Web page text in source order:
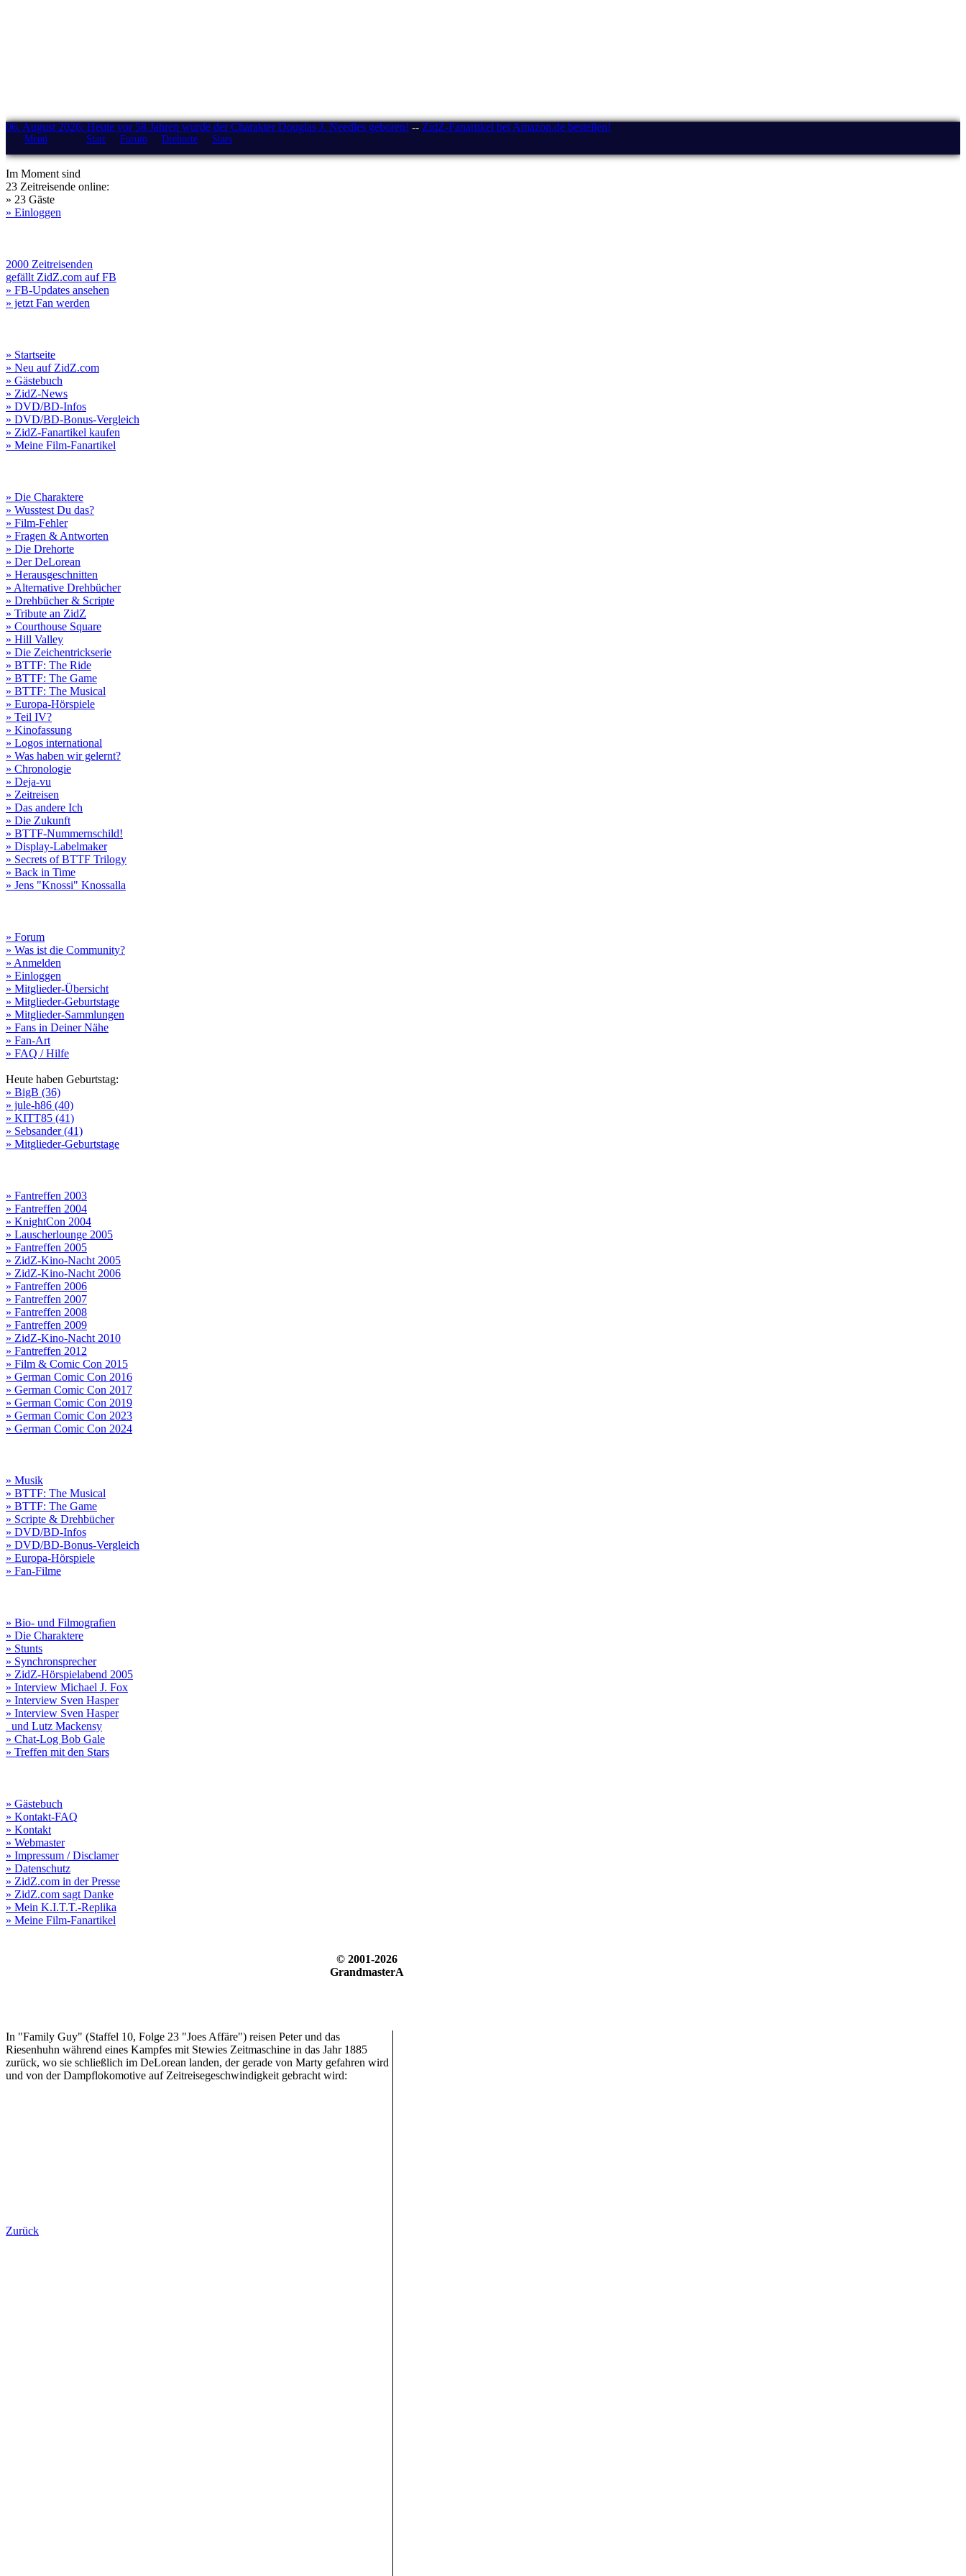
06. August 2026: Heute vor 58 Jahren wurde der Charakter Douglas J. Needles geboren! -- ZidZ-Fanartikel bei Amazon.de bestellen!
Menü Start Forum Drehorte Stars
Im Moment sind
23 Zeitreisende online:
» 23 Gäste
» Einloggen
2000 Zeitreisenden
gefällt ZidZ.com auf FB
» FB-Updates ansehen
» jetzt Fan werden
» Startseite
» Neu auf ZidZ.com
» Gästebuch
» ZidZ-News
» DVD/BD-Infos
» DVD/BD-Bonus-Vergleich
» ZidZ-Fanartikel kaufen
» Meine Film-Fanartikel
» Die Charaktere
» Wusstest Du das?
» Film-Fehler
» Fragen & Antworten
» Die Drehorte
» Der DeLorean
» Herausgeschnitten
» Alternative Drehbücher
» Drehbücher & Scripte
» Tribute an ZidZ
» Courthouse Square
» Hill Valley
» Die Zeichentrickserie
» BTTF: The Ride
» BTTF: The Game
» BTTF: The Musical
» Europa-Hörspiele
» Teil IV?
» Kinofassung
» Logos international
» Was haben wir gelernt?
» Chronologie
» Deja-vu
» Zeitreisen
» Das andere Ich
» Die Zukunft
» BTTF-Nummernschild!
» Display-Labelmaker
» Secrets of BTTF Trilogy
» Back in Time
» Jens "Knossi" Knossalla
» Forum
» Was ist die Community?
» Anmelden
» Einloggen
» Mitglieder-Übersicht
» Mitglieder-Geburtstage
» Mitglieder-Sammlungen
» Fans in Deiner Nähe
» Fan-Art
» FAQ / Hilfe
Heute haben Geburtstag:
» BigB (36)
» jule-h86 (40)
» KITT85 (41)
» Sebsander (41)
» Mitglieder-Geburtstage
» Fantreffen 2003
» Fantreffen 2004
» KnightCon 2004
» Lauscherlounge 2005
» Fantreffen 2005
» ZidZ-Kino-Nacht 2005
» ZidZ-Kino-Nacht 2006
» Fantreffen 2006
» Fantreffen 2007
» Fantreffen 2008
» Fantreffen 2009
» ZidZ-Kino-Nacht 2010
» Fantreffen 2012
» Film & Comic Con 2015
» German Comic Con 2016
» German Comic Con 2017
» German Comic Con 2019
» German Comic Con 2023
» German Comic Con 2024
» Musik
» BTTF: The Musical
» BTTF: The Game
» Scripte & Drehbücher
» DVD/BD-Infos
» DVD/BD-Bonus-Vergleich
» Europa-Hörspiele
» Fan-Filme
» Bio- und Filmografien
» Die Charaktere
» Stunts
» Synchronsprecher
» ZidZ-Hörspielabend 2005
» Interview Michael J. Fox
» Interview Sven Hasper
» Interview Sven Hasper
und Lutz Mackensy
» Chat-Log Bob Gale
» Treffen mit den Stars
» Gästebuch
» Kontakt-FAQ
» Kontakt
» Webmaster
» Impressum / Disclamer
» Datenschutz
» ZidZ.com in der Presse
» ZidZ.com sagt Danke
» Mein K.I.T.T.-Replika
» Meine Film-Fanartikel
© 2001-2026
GrandmasterA
In "Family Guy" (Staffel 10, Folge 23 "Joes Affäre") reisen Peter und das
Riesenhuhn während eines Kampfes mit Stewies Zeitmaschine in das Jahr 1885
zurück, wo sie schließlich im DeLorean landen, der gerade von Marty gefahren wird
und von der Dampflokomotive auf Zeitreisegeschwindigkeit gebracht wird:
Zurück